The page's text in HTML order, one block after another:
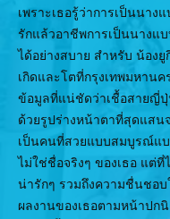
เพราะเธอรู้ว่าการเป็นนา
รักแล้วอาชีพการเป็นนางแ
ได้อย่างสบาย สำหรับ น้อง
เกิดและโตที่กรุงเทพมหาน
ข้อมูลที่แน่ชัดว่าเชื้อสายญี่
ด้วยรูปร่างหน้าตาที่สุดแสน
เป็นคนที่สวยแบบสมบูรณ์แบ
ไม่ใช่ชื่อจริงๆ ของเธอ แต่
น่ารักๆ รวมถึงความชื่นชอ
ผลงานของเธอตามหน้าปก